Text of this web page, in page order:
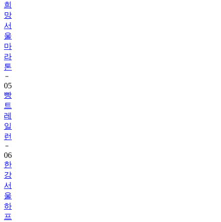
희
망
서
울
마
라
톤
05
빵
트
레
일
런
06
한
강
서
울
하
프